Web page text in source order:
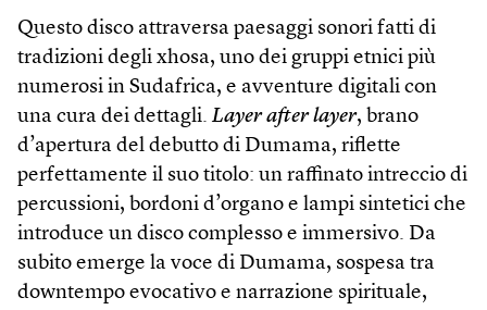
Questo disco attraversa paesaggi sonori fatti di
tradizioni degli xhosa, uno dei gruppi etnici più
numerosi in Sudafrica, e avventure digitali con
una cura dei dettagli. Layer after layer, brano
d’apertura del debutto di Dumama, riflette
perfettamente il suo titolo: un raffinato intreccio di
percussioni, bordoni d’organo e lampi sintetici che
introduce un disco complesso e immersivo. Da
subito emerge la voce di Dumama, sospesa tra
downtempo evocativo e narrazione spirituale,